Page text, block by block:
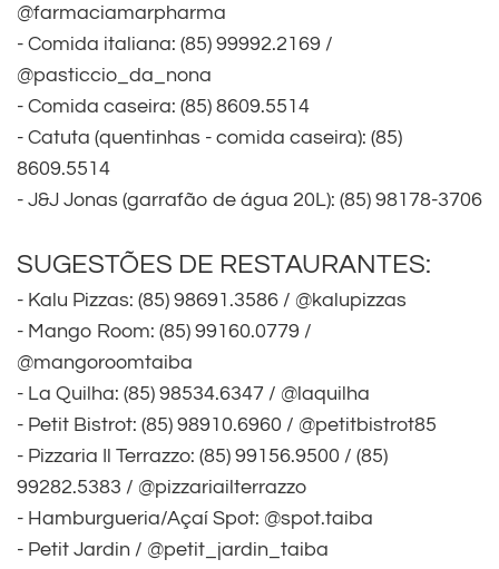
@farmaciamarpharma
- Comida italiana: (85) 99992.2169 /
@pasticcio_da_nona
- Comida caseira: (85) 8609.5514
- Catuta (quentinhas - comida caseira): (85)
8609.5514
- J&J Jonas (garrafão de água 20L): (85) 98178-3706
SUGESTÕES DE RESTAURANTES:
- Kalu Pizzas: (85) 98691.3586 / @kalupizzas
- Mango Room: (85) 99160.0779 /
@mangoroomtaiba
- La Quilha: (85) 98534.6347 / @laquilha
- Petit Bistrot: (85) 98910.6960 / @petitbistrot85
- Pizzaria Il Terrazzo: (85) 99156.9500 / (85)
99282.5383 / @pizzariailterrazzo
- Hamburgueria/Açaí Spot: @spot.taiba
- Petit Jardin / @petit_jardin_taiba